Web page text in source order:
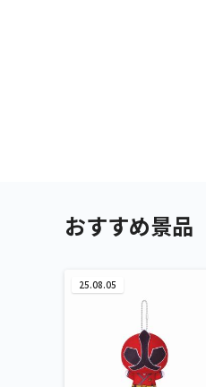
おすすめ景品
25.08.05